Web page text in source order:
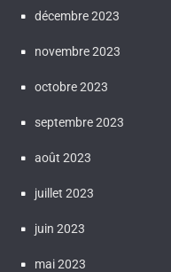
décembre 2023
novembre 2023
octobre 2023
septembre 2023
août 2023
juillet 2023
juin 2023
mai 2023